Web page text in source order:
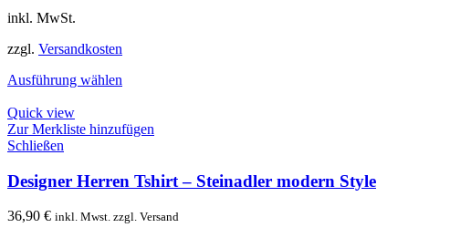
inkl. MwSt.
zzgl. Versandkosten
Ausführung wählen
Quick view
Zur Merkliste hinzufügen
Schließen
Designer Herren Tshirt – Steinadler modern Style
36,90 € inkl. Mwst. zzgl. Versand